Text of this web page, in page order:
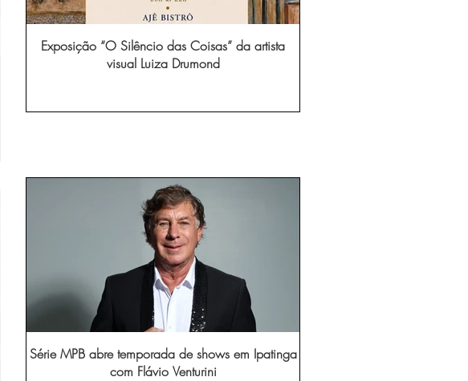
Exposição “O Silêncio das Coisas” da artista
visual Luiza Drumond
Série MPB abre temporada de shows em Ipatinga
com Flávio Venturini